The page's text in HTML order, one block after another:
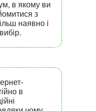
в якому ви
з
наявно і
в